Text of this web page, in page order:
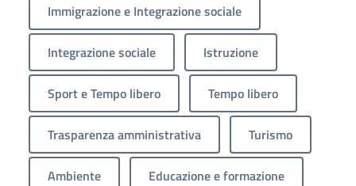
Immigrazione e Integrazione sociale
Integrazione sociale Istruzione
Sport e Tempo libero Tempo libero
Trasparenza amministrativa Turismo
Ambiente Educazione e formazione